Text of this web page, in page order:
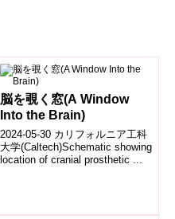
脳を覗く窓(A Window
Into the Brain)
2024-05-30 カリフォルニア工科
大学(Caltech)Schematic showing
location of cranial prosthetic ...